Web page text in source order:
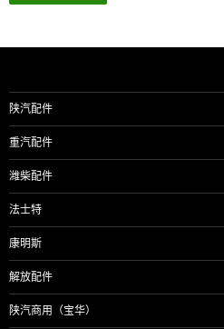
陕汽配件
重汽配件
潍柴配件
法士特
康明斯
解放配件
陕汽商用（宝华）